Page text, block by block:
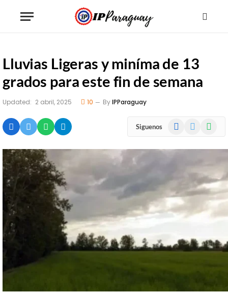
Lluvias Ligeras y miníma de 13
grados para este fin de semana
Updated: 2 abril, 2025 10 ByIPParaguay
Siguenos Facebook